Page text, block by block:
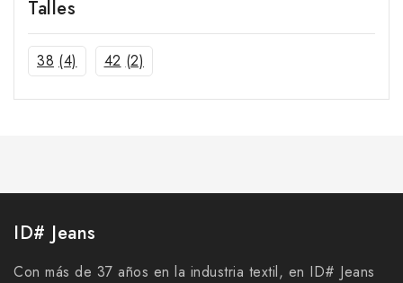
Nuevos Ingresos
Talles
38 (4) 42 (2)
ID# Jeans
Con más de 37 años en la industria textil, en ID# Jeans